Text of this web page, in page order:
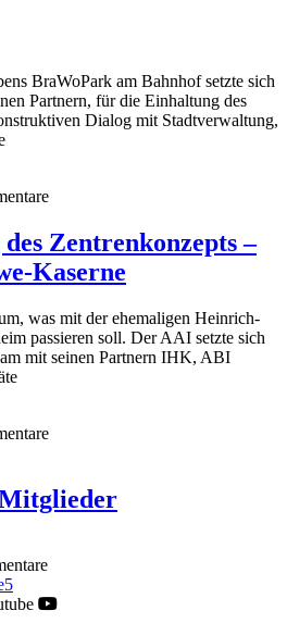
BraWoPark am Bahnhof setzte sich
Partnern, für die Einhaltung des
Dialog mit Stadtverwaltung,
Zentrenkonzepts –
Kaserne
was mit der ehemaligen Heinrich-
passieren soll. Der AAI setzte sich
mit seinen Partnern IHK, ABI
5